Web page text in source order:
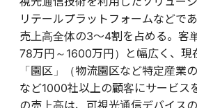
リテールプラットフォームなどで
売上高全体の3～4割を占める。客
78万円～1600万円）と幅広く、現
「園区」（物流園区など特定産業
など1000社以上の顧客にサービス
の売上高は、可視光通信デバイス